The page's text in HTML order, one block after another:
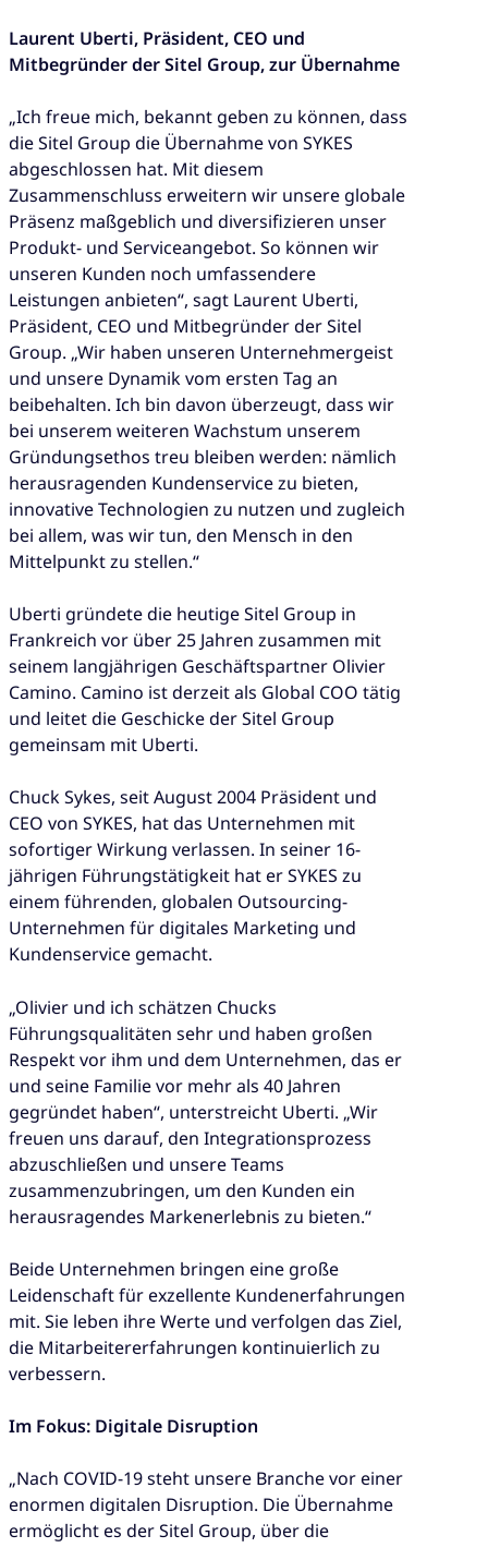
Laurent Uberti, Präsident, CEO und
Mitbegründer der Sitel Group, zur Übernahme
„Ich freue mich, bekannt geben zu können, dass
die Sitel Group die Übernahme von SYKES
abgeschlossen hat. Mit diesem
Zusammenschluss erweitern wir unsere globale
Präsenz maßgeblich und diversifizieren unser
Produkt- und Serviceangebot. So können wir
unseren Kunden noch umfassendere
Leistungen anbieten“, sagt Laurent Uberti,
Präsident, CEO und Mitbegründer der Sitel
Group. „Wir haben unseren Unternehmergeist
und unsere Dynamik vom ersten Tag an
beibehalten. Ich bin davon überzeugt, dass wir
bei unserem weiteren Wachstum unserem
Gründungsethos treu bleiben werden: nämlich
herausragenden Kundenservice zu bieten,
innovative Technologien zu nutzen und zugleich
bei allem, was wir tun, den Mensch in den
Mittelpunkt zu stellen.“
Uberti gründete die heutige Sitel Group in
Frankreich vor über 25 Jahren zusammen mit
seinem langjährigen Geschäftspartner Olivier
Camino. Camino ist derzeit als Global COO tätig
und leitet die Geschicke der Sitel Group
gemeinsam mit Uberti.
Chuck Sykes, seit August 2004 Präsident und
CEO von SYKES, hat das Unternehmen mit
sofortiger Wirkung verlassen. In seiner 16-
jährigen Führungstätigkeit hat er SYKES zu
einem führenden, globalen Outsourcing-
Unternehmen für digitales Marketing und
Kundenservice gemacht.
„Olivier und ich schätzen Chucks
Führungsqualitäten sehr und haben großen
Respekt vor ihm und dem Unternehmen, das er
und seine Familie vor mehr als 40 Jahren
gegründet haben“, unterstreicht Uberti. „Wir
freuen uns darauf, den Integrationsprozess
abzuschließen und unsere Teams
zusammenzubringen, um den Kunden ein
herausragendes Markenerlebnis zu bieten.“
Beide Unternehmen bringen eine große
Leidenschaft für exzellente Kundenerfahrungen
mit. Sie leben ihre Werte und verfolgen das Ziel,
die Mitarbeitererfahrungen kontinuierlich zu
verbessern.
Im Fokus: Digitale Disruption
„Nach COVID-19 steht unsere Branche vor einer
enormen digitalen Disruption. Die Übernahme
ermöglicht es der Sitel Group, über die